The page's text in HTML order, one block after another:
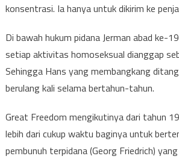
konsentrasi. Ia hanya untuk dikirim ke
Di bawah hukum pidana Jerman abad ke-
setiap aktivitas homoseksual dianggap
Sehingga Hans yang membangkang
berulang kali selama bertahun-tahun.
Great Freedom mengikutinya dari tahun
lebih dari cukup waktu baginya untuk
pembunuh terpidana (Georg Friedrich)